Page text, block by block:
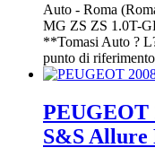
Auto - Roma
MG ZS ZS 1.0T-
**Tomasi Auto ?
punto di
PEUGEOT
S&S Allure